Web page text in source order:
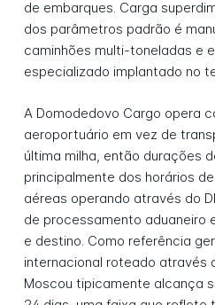
de embarques. Carga
dos parâmetros padrão é
caminhões multi-toneladas e
especializado implantado no
A Domodedovo Cargo opera
aeroportuário em vez de
última milha, então durações
principalmente dos horários
aéreas operando através do
de processamento aduaneiro
e destino. Como referência
internacional roteado através
Moscou tipicamente alcança